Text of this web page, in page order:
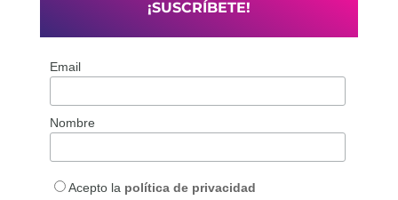
¡SUSCRÍBETE!
Email
Nombre
Acepto la política de privacidad